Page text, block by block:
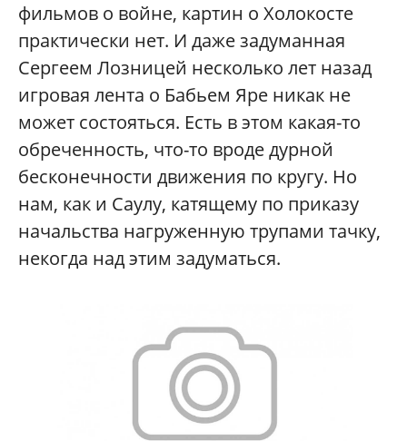
фильмов о войне, картин о Холокосте
практически нет. И даже задуманная
Сергеем Лозницей несколько лет назад
игровая лента о Бабьем Яре никак не
может состояться. Есть в этом какая-то
обреченность, что-то вроде дурной
бесконечности движения по кругу. Но
нам, как и Саулу, катящему по приказу
начальства нагруженную трупами тачку,
некогда над этим задуматься.